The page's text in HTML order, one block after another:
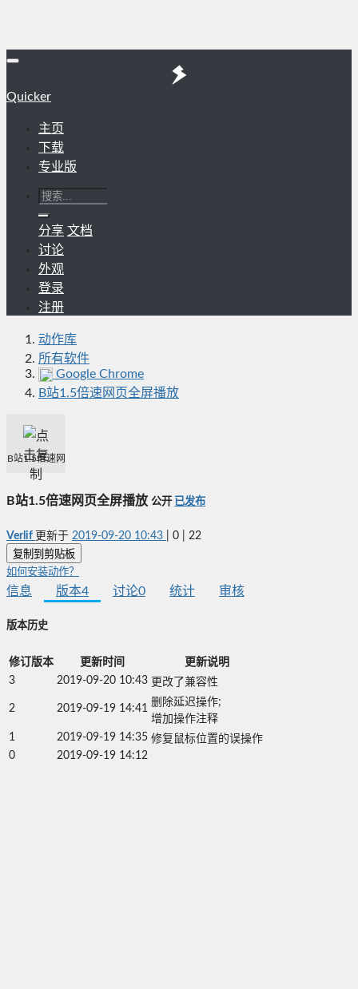
Quicker
主页
下载
专业版
分享 文档
讨论
外观
登录
注册
动作库
所有软件
Google Chrome
B站1.5倍速网页全屏播放
B站1.5倍速网页全屏播放
B站1.5倍速网页全屏播放 公开 已发布
Verlif 更新于 2019-09-20 10:43 0 22
复制到剪贴板
如何安装动作？
信息 版本4 讨论0 统计 审核
版本历史
修订版本 更新时间
更新说明
3
2019-09-20 10:43 更改了兼容性
2 2019-09-19 14:41
删除延迟操作;
增加操作注释
1
2019-09-19 14:35 修复鼠标位置的误操作
0
2019-09-19 14:12